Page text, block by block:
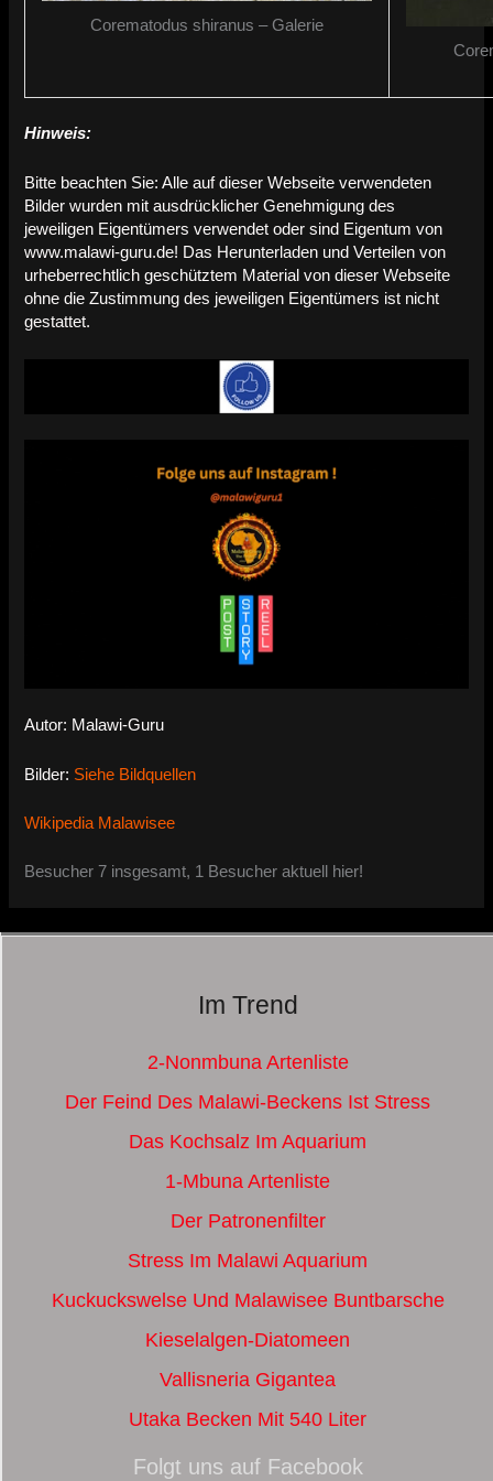
Corematodus shiranus – Galerie
Hinweis:
Bitte beachten Sie: Alle auf dieser Webseite verwendeten
Bilder wurden mit ausdrücklicher Genehmigung des
jeweiligen Eigentümers verwendet oder sind Eigentum von
www.malawi-guru.de! Das Herunterladen und Verteilen von
urheberrechtlich geschütztem Material von dieser Webseite
ohne die Zustimmung des jeweiligen Eigentümers ist nicht
gestattet.
Autor: Malawi-Guru
Bilder: Siehe Bildquellen
Wikipedia Malawisee
Besucher 7 insgesamt, 1 Besucher aktuell hier!
Im Trend
2-Nonmbuna Artenliste
Der Feind Des Malawi-Beckens Ist Stress
Das Kochsalz Im Aquarium
1-Mbuna Artenliste
Der Patronenfilter
Stress Im Malawi Aquarium
Kuckuckswelse Und Malawisee Buntbarsche
Kieselalgen-Diatomeen
Vallisneria Gigantea
Utaka Becken Mit 540 Liter
Folgt uns auf Facebook